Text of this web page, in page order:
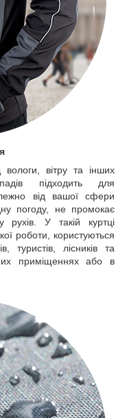
вітру та інших
підходить для
від вашої сфери
погоду, не промокає
рухів. У такій куртці
роботи, користуються
туристів, лісників та
приміщеннях або в